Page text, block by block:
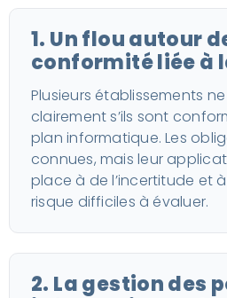
1. Un flou autour
conformité liée à
Plusieurs établissements
clairement s’ils sont
plan informatique. Les
connues, mais leur
place à de l’incertitude et
risque difficiles à évaluer.
2. La gestion des